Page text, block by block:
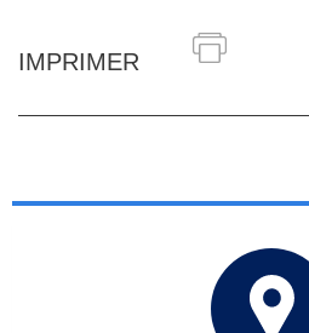
IMPRIMER